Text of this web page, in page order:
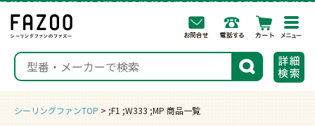
検索
シーリングファンTOP ;F1 ;W333 ;MP 商品一覧